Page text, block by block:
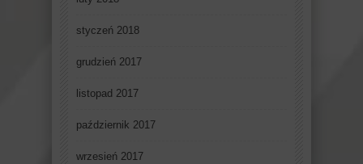
styczeń 2018
grudzień 2017
listopad 2017
październik 2017
wrzesień 2017